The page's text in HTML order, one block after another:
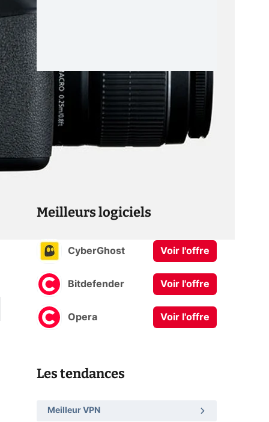
Meilleurs logiciels
CyberGhost Voir l'offre
Bitdefender Voir l'offre
Opera Voir l'offre
Les tendances
Meilleur VPN